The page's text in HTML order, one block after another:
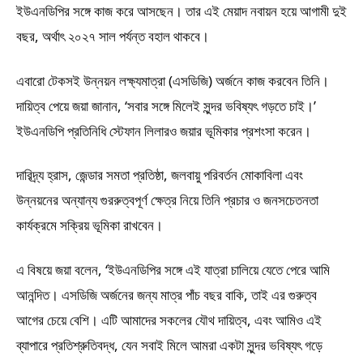
ইউএনডিপির সঙ্গে কাজ করে আসছেন। তার এই মেয়াদ নবায়ন হয়ে আগামী দুই
বছর, অর্থাৎ ২০২৭ সাল পর্যন্ত বহাল থাকবে।
এবারো টেকসই উন্নয়ন লক্ষ্যমাত্রা (এসডিজি) অর্জনে কাজ করবেন তিনি।
দায়িত্ব পেয়ে জয়া জানান, ‘সবার সঙ্গে মিলেই সুন্দর ভবিষ্যৎ গড়তে চাই।’
ইউএনডিপি প্রতিনিধি স্টেফান লিলারও জয়ার ভূমিকার প্রশংসা করেন।
দারিদ্র্য হ্রাস, জেন্ডার সমতা প্রতিষ্ঠা, জলবায়ু পরিবর্তন মোকাবিলা এবং
উন্নয়নের অন্যান্য গুররুত্বপূর্ণ ক্ষেত্র নিয়ে তিনি প্রচার ও জনসচেতনতা
কার্যক্রমে সক্রিয় ভূমিকা রাখবেন।
এ বিষয়ে জয়া বলেন, ‘ইউএনডিপির সঙ্গে এই যাত্রা চালিয়ে যেতে পেরে আমি
আনন্দিত। এসডিজি অর্জনের জন্য মাত্র পাঁচ বছর বাকি, তাই এর গুরুত্ব
আগের চেয়ে বেশি। এটি আমাদের সকলের যৌথ দায়িত্ব, এবং আমিও এই
ব্যাপারে প্রতিশ্রুতিবদ্ধ, যেন সবাই মিলে আমরা একটা সুন্দর ভবিষ্যৎ গড়ে